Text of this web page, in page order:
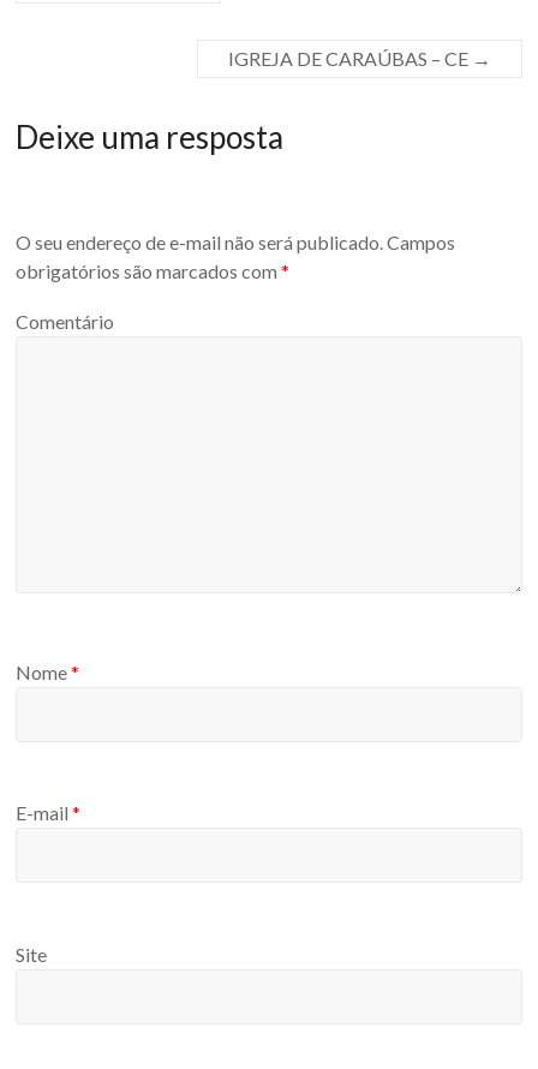
IGREJA DE CARAÚBAS – CE →
Deixe uma resposta
O seu endereço de e-mail não será publicado.Campos
obrigatórios são marcados com*
Comentário
Nome*
E-mail*
Site